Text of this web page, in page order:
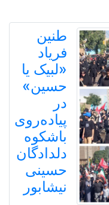
طنین
فریاد
«لبیک یا
حسین»
در
پیاده‌روی
باشکوه
دلدادگان
حسینی
نیشابور